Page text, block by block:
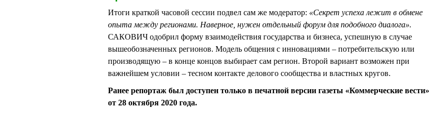
Итоги краткой часовой сессии подвел сам же модератор: «Секрет успеха лежит в обмене
опыта между регионами. Наверное, нужен отдельный форум для подобного диалога».
САКОВИЧ одобрил форму взаимодействия государства и бизнеса, успешную в случае
вышеобозначенных регионов. Модель общения с инновациями – потребительскую или
производящую – в конце концов выбирает сам регион. Второй вариант возможен при
важнейшем условии – тесном контакте делового сообщества и властных кругов.
Ранее репортаж был доступен только в печатной версии газеты «Коммерческие вести»
от 28 октября 2020 года.